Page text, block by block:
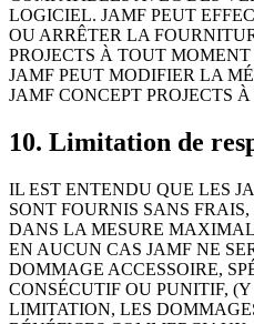
LOGICIEL. JAMF PEUT
OU ARRÊTER LA
PROJECTS À TOUT
JAMF PEUT MODIFIER LA
JAMF CONCEPT PROJECTS
10. Limitation de
IL EST ENTENDU QUE LES
SONT FOURNIS SANS
DANS LA MESURE
EN AUCUN CAS JAMF NE
DOMMAGE ACCESSOIRE,
CONSÉCUTIF OU PUNITIF,
LIMITATION, LES